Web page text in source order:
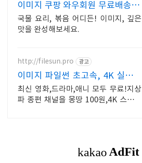
이미지 쿠팡 와우회원 무료배송 편
리하게
국물 요리, 볶음 어디든! 이미지, 깊은
맛을 완성해보세요.
http://filesun.pro 광고
이미지 파일썬 초고속, 4K 실시간
보기!
최신 영화,드라마,애니 모두 무료!지상
파 종편 채널을 몽땅 100원,4K 스트리